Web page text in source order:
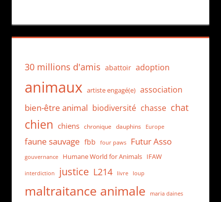
30 millions d'amis abattoir adoption
animaux artiste engagé(e) association
bien-être animal biodiversité chasse chat
chien chiens chronique dauphins Europe
faune sauvage fbb four paws Futur Asso
gouvernance Humane World for Animals IFAW
interdiction justice L214 livre loup
maltraitance animale maria daines